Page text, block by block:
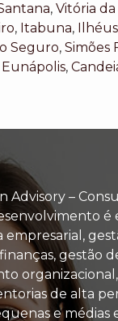
, Vitória
, Itabuna, Ilhéus
Seguro, Simões
Eunápolis,
Advisory –
é
gestão
de alta
e médias